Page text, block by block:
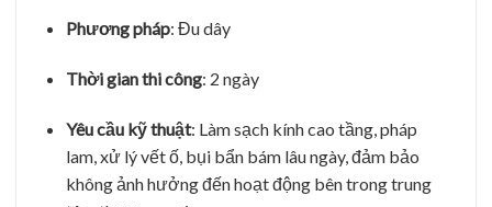
Phương pháp: Đu dây
Thời gian thi công: 2 ngày
Yêu cầu kỹ thuật: Làm sạch kính cao tầng, pháp
lam, xử lý vết ố, bụi bẩn bám lâu ngày, đảm bảo
không ảnh hưởng đến hoạt động bên trong trung